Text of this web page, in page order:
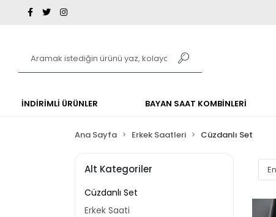
İNDİRİMLİ ÜRÜNLER BAYAN SAAT KOMBİNLERİ
Ana Sayfa Erkek Saatleri Cüzdanlı Set
Alt Kategoriler
Cüzdanlı Set
Erkek Saati